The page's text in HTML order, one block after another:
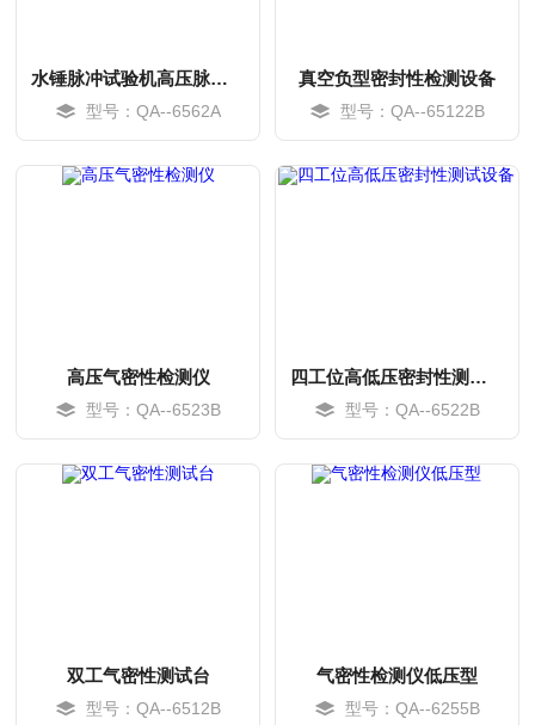
水锤脉冲试验机高压脉冲寿命试验机
型号：QA--6562A
真空负型密封性检测设备
型号：QA--65122B
高压气密性检测仪
型号：QA--6523B
四工位高低压密封性测试设备
型号：QA--6522B
双工气密性测试台
型号：QA--6512B
气密性检测仪低压型
型号：QA--6255B